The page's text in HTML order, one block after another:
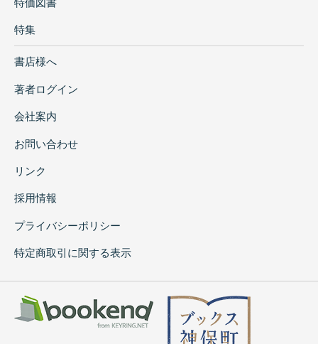
特価図書
特集
書店様へ
著者ログイン
会社案内
お問い合わせ
リンク
採用情報
プライバシーポリシー
特定商取引に関する表示